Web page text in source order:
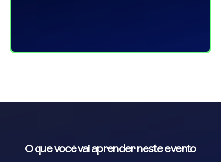
O que você vai aprender neste evento